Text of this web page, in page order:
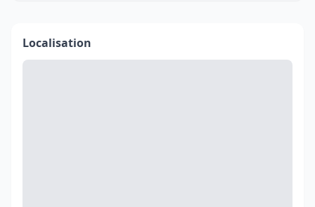
Localisation